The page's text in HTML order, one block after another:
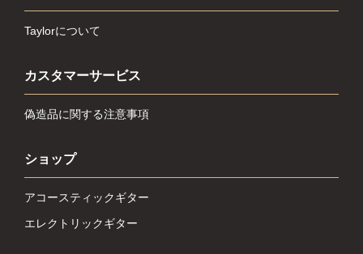
Taylorについて
カスタマーサービス
偽造品に関する注意事項
ショップ
アコースティックギター
エレクトリックギター